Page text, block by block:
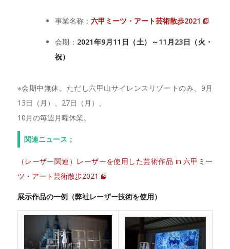
事業名称： 六甲ミーツ・アート芸術散歩2021
会期： 2021年9月11日（土）～11月23日（火・
祝）
※会期中無休。ただし六甲山サイレンスリゾートのみ、9月
13日（月）、27日（月）、
10月の毎週月曜休業。
関連ニュース；
（レーザー関連）レーザーを使用した芸術作品 in 六甲ミー
ツ・アート芸術散歩2021
展示作品の一例（弊社レーザー技術を使用）